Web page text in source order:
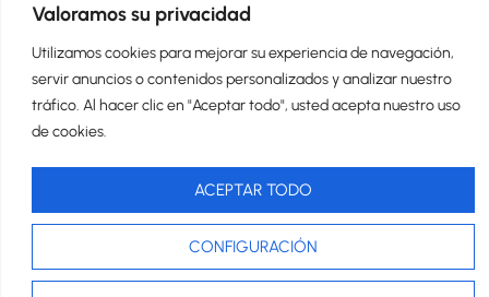
Valoramos su privacidad
Utilizamos cookies para mejorar su experiencia de navegación,
servir anuncios o contenidos personalizados y analizar nuestro
tráfico. Al hacer clic en "Aceptar todo", usted acepta nuestro uso
de cookies.
CONFIGURACIÓN
ACEPTAR TODO